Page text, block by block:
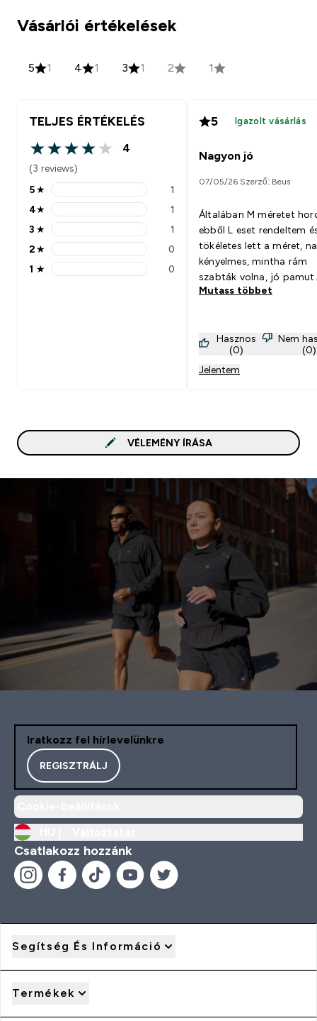
Vásárlói értékelések
5 1 4 1 3 1 2 1
TELJES ÉRTÉKELÉS
4 out of 5 stars
4
(3 reviews)
5 stars rating 1 reviews
5★ 1
4 stars rating 1 reviews
4★ 1
3 stars rating 1 reviews
3 ★ 1
2 stars rating 0 reviews
2★ 0
1 stars rating 0 reviews
1 ★ 0
5 Igazolt vásárlás
Nagyon jó
07/05/26 Szerző: Beus
Általában M méretet
ebből L eset rendeltem
tökéletes lett a méret,
kényelmes, mintha rám
szabták volna, jó pamut
anyagú.
Mutass többet
Hasznos
(0)
Nem
(0)
Jelentem
VÉLEMÉNY ÍRÁSA
Iratkozz fel hírlevelünkre
REGISZTRÁLJ
Csatlakozz hozzánk
Segítség És Információ
Termékek